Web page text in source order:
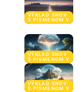
VÝKLAD SNOV
S PÍSMENOM V
VÝKLAD SNOV
S PÍSMENOM V
VÝKLAD SNOV
S PÍSMENOM V